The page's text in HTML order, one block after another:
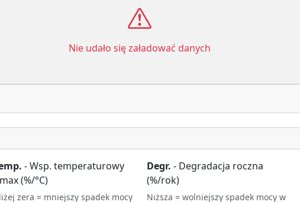
Nie udało się załadować danych
- Wsp. temperaturowy
(%/°C)
zera = mniejszy spadek mocy
Degr. - Degradacja roczna
(%/rok)
Niższa = wolniejszy spadek mocy w